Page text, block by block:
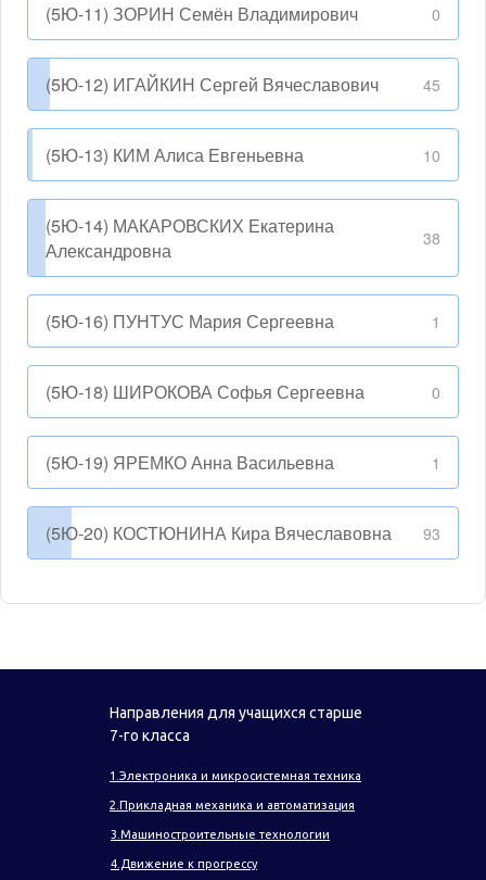
(5Ю-11) ЗОРИН Семён Владимирович 0
(5Ю-12) ИГАЙКИН Сергей Вячеславович 45
(5Ю-13) КИМ Алиса Евгеньевна 10
(5Ю-14) МАКАРОВСКИХ Екатерина
Александровна
38
(5Ю-16) ПУНТУС Мария Сергеевна 1
(5Ю-18) ШИРОКОВА Софья Сергеевна 0
(5Ю-19) ЯРЕМКО Анна Васильевна 1
(5Ю-20) КОСТЮНИНА Кира Вячеславовна 93
Направления для учащихся старше
7-го класса
1.Электроника и микросистемная техника
2.Прикладная механика и автоматизация
3.Машиностроительные технологии
4.Движение к прогрессу